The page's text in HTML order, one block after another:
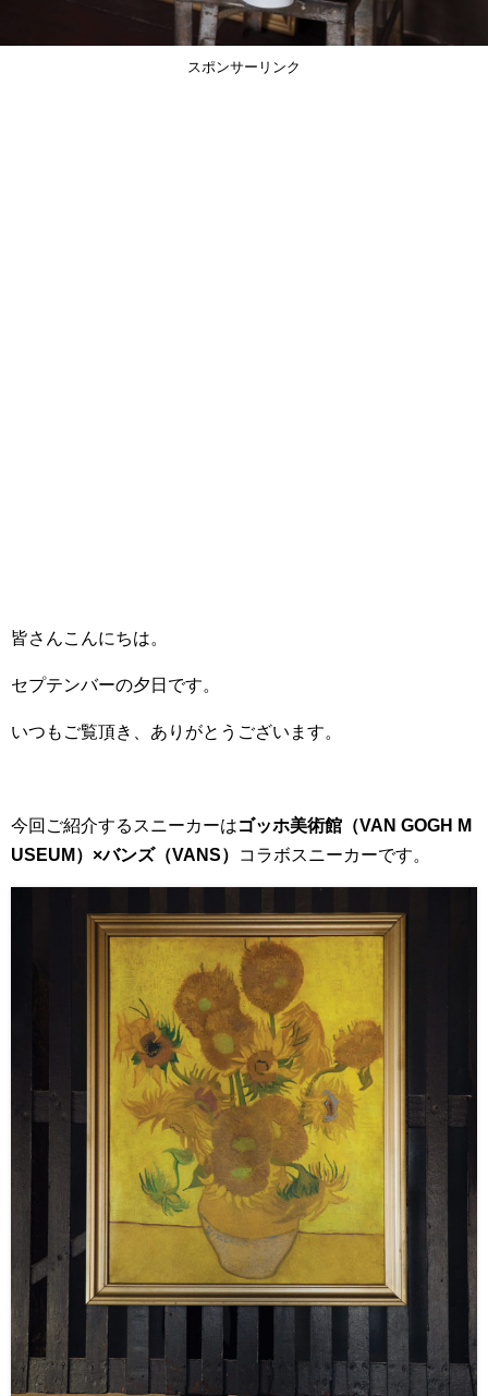
スポンサーリンク
皆さんこんにちは。
セプテンバーの夕日です。
いつもご覧頂き、ありがとうございます。
今回ご紹介するスニーカーはゴッホ美術館（VAN GOGH M
USEUM）×バンズ（VANS）
コラボスニーカーです。